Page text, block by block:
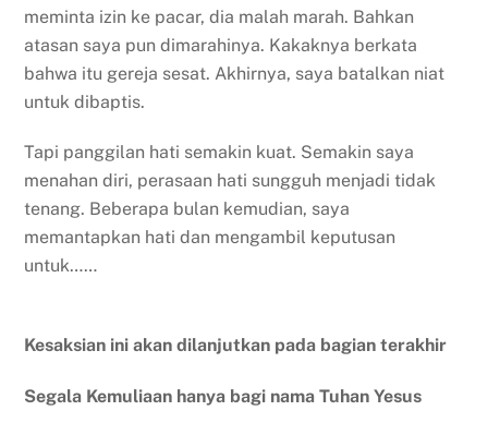
meminta izin ke pacar, dia malah marah. Bahkan
atasan saya pun dimarahinya. Kakaknya berkata
bahwa itu gereja sesat. Akhirnya, saya batalkan niat
untuk dibaptis.
Tapi panggilan hati semakin kuat. Semakin saya
menahan diri, perasaan hati sungguh menjadi tidak
tenang. Beberapa bulan kemudian, saya
memantapkan hati dan mengambil keputusan
untuk……
Kesaksian ini akan dilanjutkan pada bagian terakhir
Segala Kemuliaan hanya bagi nama Tuhan Yesus